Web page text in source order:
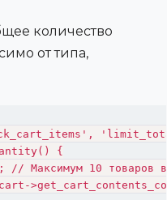
количество
от типа,
{
// Максимум 10 товаров